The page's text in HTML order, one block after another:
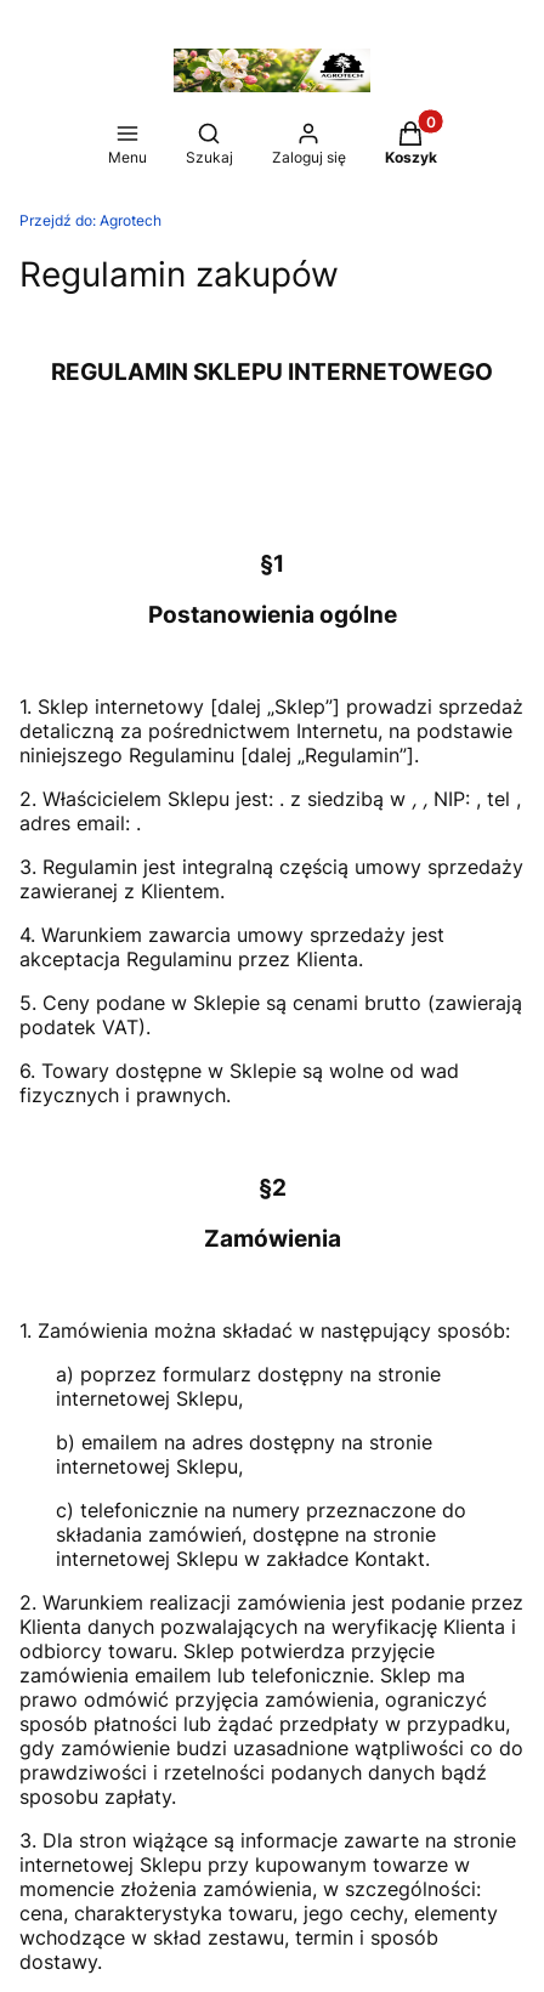
Menu
Otwórz wyszukiwarkę
Szukaj Zaloguj się
Produkty w
Koszyk
Przejdź do: Agrotech
Regulamin zakupów
REGULAMIN SKLEPU INTERNETOWEGO
§1
Postanowienia ogólne
1. Sklep internetowy [dalej „Sklep”] prowadzi sprzedaż
detaliczną za pośrednictwem Internetu, na podstawie
niniejszego Regulaminu [dalej „Regulamin”].
2. Właścicielem Sklepu jest: . z siedzibą w , , NIP: , tel ,
adres email: .
3. Regulamin jest integralną częścią umowy sprzedaży
zawieranej z Klientem.
4. Warunkiem zawarcia umowy sprzedaży jest
akceptacja Regulaminu przez Klienta.
5. Ceny podane w Sklepie są cenami brutto (zawierają
podatek VAT).
6. Towary dostępne w Sklepie są wolne od wad
fizycznych i prawnych.
§2
Zamówienia
1. Zamówienia można składać w następujący sposób:
a) poprzez formularz dostępny na stronie
internetowej Sklepu,
b) emailem na adres dostępny na stronie
internetowej Sklepu,
c) telefonicznie na numery przeznaczone do
składania zamówień, dostępne na stronie
internetowej Sklepu w zakładce Kontakt.
2. Warunkiem realizacji zamówienia jest podanie przez
Klienta danych pozwalających na weryfikację Klienta i
odbiorcy towaru. Sklep potwierdza przyjęcie
zamówienia emailem lub telefonicznie. Sklep ma
prawo odmówić przyjęcia zamówienia, ograniczyć
sposób płatności lub żądać przedpłaty w przypadku,
gdy zamówienie budzi uzasadnione wątpliwości co do
prawdziwości i rzetelności podanych danych bądź
sposobu zapłaty.
3. Dla stron wiążące są informacje zawarte na stronie
internetowej Sklepu przy kupowanym towarze w
momencie złożenia zamówienia, w szczególności:
cena, charakterystyka towaru, jego cechy, elementy
wchodzące w skład zestawu, termin i sposób
dostawy.